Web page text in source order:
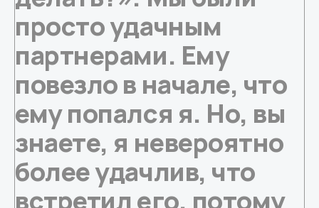
просто удачным
партнерами. Ему
повезло в начале, что
ему попался я. Но, вы
знаете, я невероятно
более удачлив, что
встретил его, потому